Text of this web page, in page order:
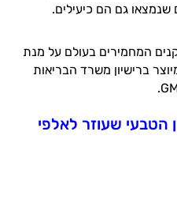
שנמצאו גם הם כיעילים.
המחמירים בעולם על מנת
ברישיון משרד הבריאות
הטבעי שעוזר לאלפי